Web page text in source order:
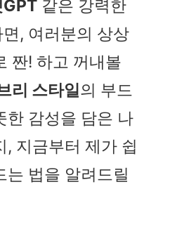
같은 강력한
, 여러분의 상상
짠! 하고 꺼내볼
리 스타일의 부드
한 감성을 담은 나
, 지금부터 제가 쉽
는 법을 알려드릴